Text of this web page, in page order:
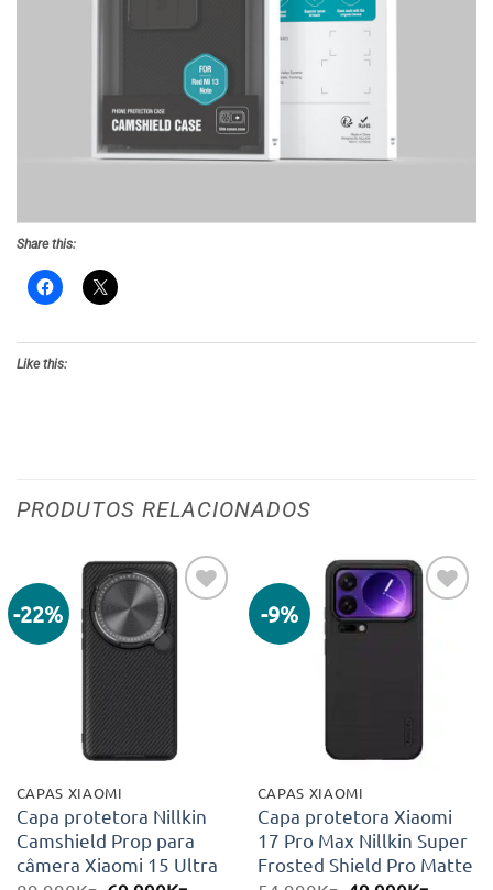
Share this:
Like this:
PRODUTOS RELACIONADOS
-22%
Adicionar
aos meus
desejos
CAPAS XIAOMI
Capa protetora Nillkin
Camshield Prop para
câmera Xiaomi 15 Ultra
-9%
Adicionar
CAPAS XIAOMI
Capa protetora Xiaomi
17 Pro Max Nillkin Super
Frosted Shield Pro Matte